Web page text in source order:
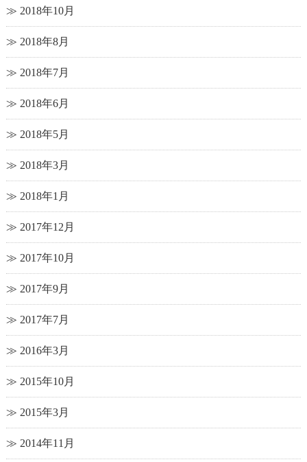
2018年10月
2018年8月
2018年7月
2018年6月
2018年5月
2018年3月
2018年1月
2017年12月
2017年10月
2017年9月
2017年7月
2016年3月
2015年10月
2015年3月
2014年11月